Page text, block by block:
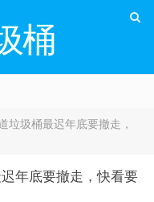
桶
垃圾桶最迟年底要撤走，
年底要撤走，快看要